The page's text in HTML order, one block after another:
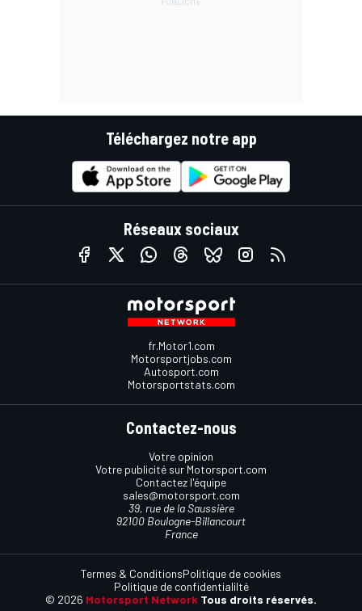
Téléchargez notre app
Réseaux sociaux
fr.Motor1.com
Motorsportjobs.com
Autosport.com
Motorsportstats.com
Contactez-nous
Votre opinion
Votre publicité sur Motorsport.com
Contactez l'équipe
sales@motorsport.com
39, rue de la Saussière
92100 Boulogne-Billancourt
France
© 2026 Motorsport Network Tous droits réservés.
Termes & ConditionsPolitique de cookies
Politique de confidentialilté